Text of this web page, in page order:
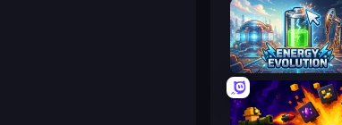
Energy Evolution